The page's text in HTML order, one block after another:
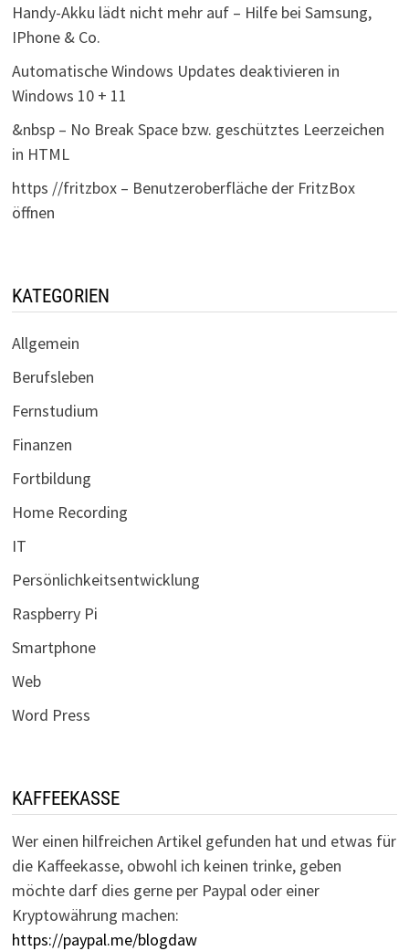
Handy-Akku lädt nicht mehr auf – Hilfe bei Samsung,
IPhone & Co.
Automatische Windows Updates deaktivieren in
Windows 10 + 11
&nbsp – No Break Space bzw. geschütztes Leerzeichen
in HTML
https //fritzbox – Benutzeroberfläche der FritzBox
öffnen
KATEGORIEN
Allgemein
Berufsleben
Fernstudium
Finanzen
Fortbildung
Home Recording
IT
Persönlichkeitsentwicklung
Raspberry Pi
Smartphone
Web
Word Press
KAFFEEKASSE
Wer einen hilfreichen Artikel gefunden hat und etwas für
die Kaffeekasse, obwohl ich keinen trinke, geben
möchte darf dies gerne per Paypal oder einer
Kryptowährung machen:
https://paypal.me/blogdaw